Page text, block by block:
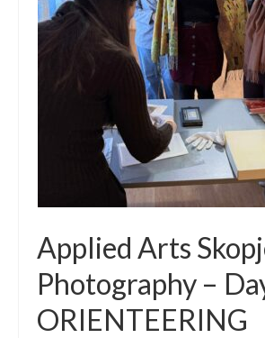
Applied Arts
Photography –
ORIENTEERING